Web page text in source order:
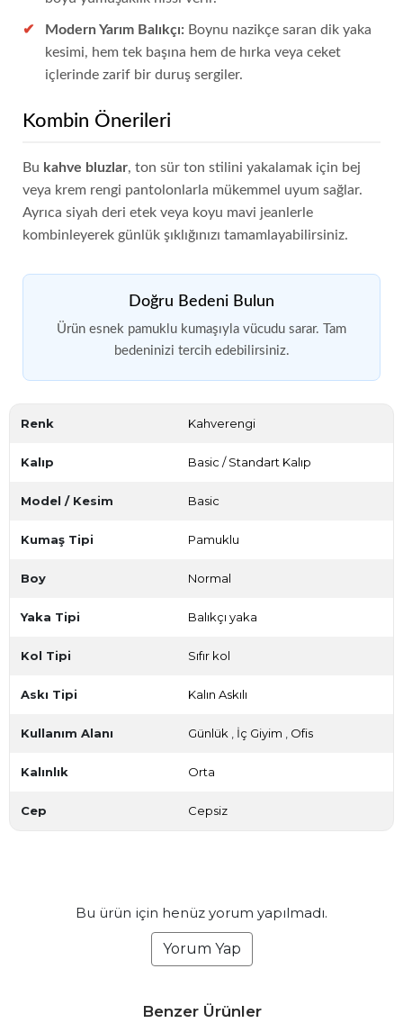
Modern Yarım Balıkçı: Boynu nazikçe saran dik yaka
kesimi, hem tek başına hem de hırka veya ceket
içlerinde zarif bir duruş sergiler.
Kombin Önerileri
Bu kahve bluzlar, ton sür ton stilini yakalamak için bej
veya krem rengi pantolonlarla mükemmel uyum sağlar.
Ayrıca siyah deri etek veya koyu mavi jeanlerle
kombinleyerek günlük şıklığınızı tamamlayabilirsiniz.
Doğru Bedeni Bulun
Ürün esnek pamuklu kumaşıyla vücudu sarar. Tam
bedeninizi tercih edebilirsiniz.
Renk Kahverengi
Kalıp Basic / Standart Kalıp
Model / Kesim Basic
Kumaş Tipi Pamuklu
Boy Normal
Yaka Tipi Balıkçı yaka
Kol Tipi Sıfır kol
Askı Tipi Kalın Askılı
Kullanım Alanı Günlük İç Giyim Ofis
Kalınlık Orta
Cep Cepsiz
Bu ürün için henüz yorum yapılmadı.
Yorum Yap
Benzer Ürünler